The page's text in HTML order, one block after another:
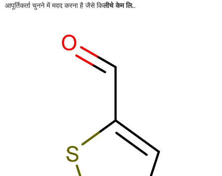
आपूर्तिकर्ता चुनने में मदद करना है जैसे किलीचे केम लि..